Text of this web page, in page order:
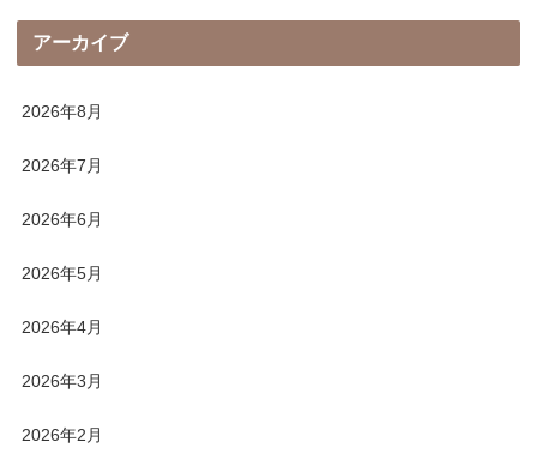
アーカイブ
2026年8月
2026年7月
2026年6月
2026年5月
2026年4月
2026年3月
2026年2月